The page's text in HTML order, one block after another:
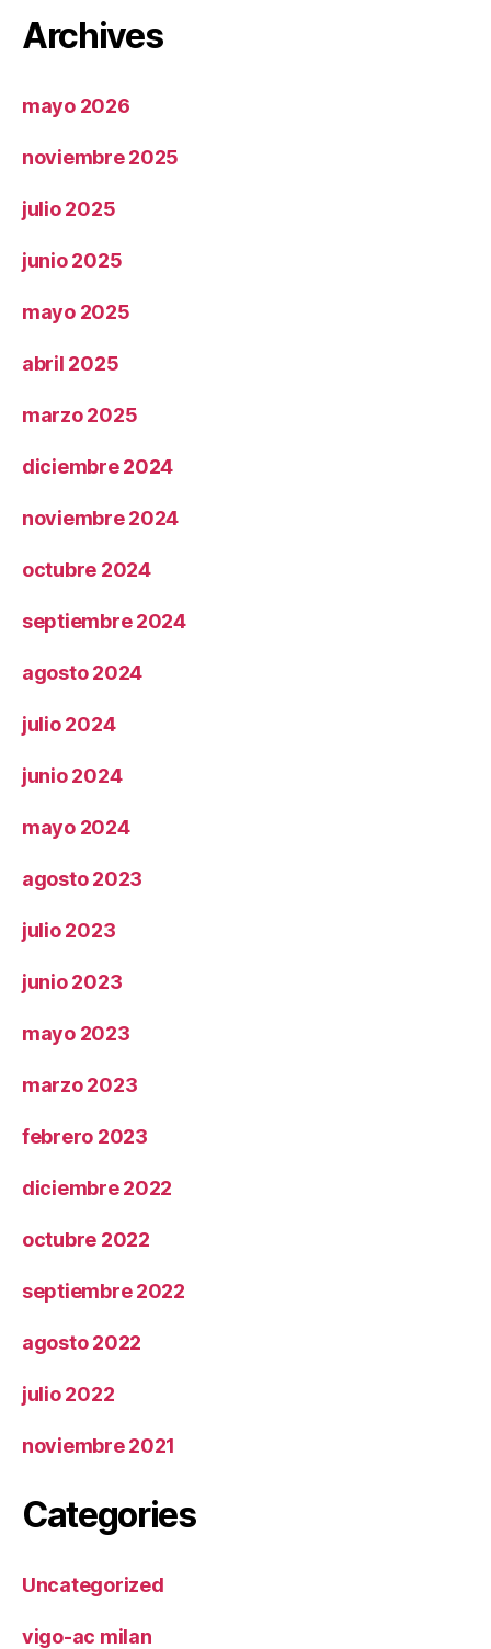
Archives
mayo 2026
noviembre 2025
julio 2025
junio 2025
mayo 2025
abril 2025
marzo 2025
diciembre 2024
noviembre 2024
octubre 2024
septiembre 2024
agosto 2024
julio 2024
junio 2024
mayo 2024
agosto 2023
julio 2023
junio 2023
mayo 2023
marzo 2023
febrero 2023
diciembre 2022
octubre 2022
septiembre 2022
agosto 2022
julio 2022
noviembre 2021
Categories
Uncategorized
vigo-ac milan